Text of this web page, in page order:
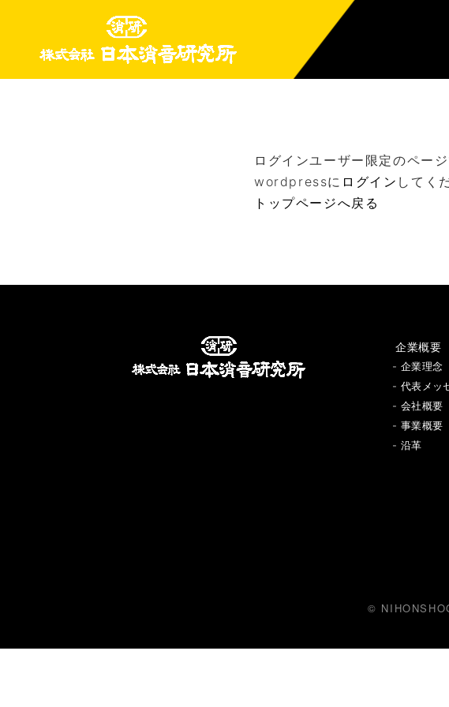
ログインユーザー限定のページ
wordpressに ログイン してく
トップページへ戻る
企業概要
- 企業理念
- 代表メッ
- 会社概要
- 事業概要
- 沿革
©